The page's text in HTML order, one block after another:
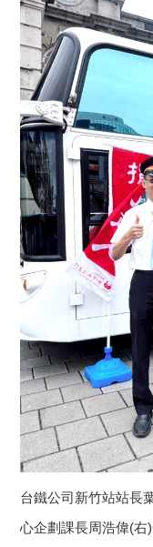
台鐵公司新竹站站長
心企劃課長周浩偉(右)